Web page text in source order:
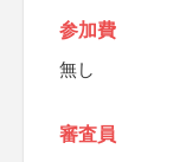
参加費
無し
審査員